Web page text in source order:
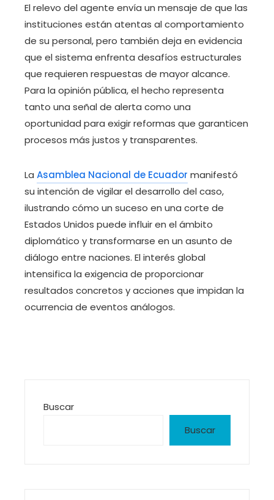
El relevo del agente envía un mensaje de que las
instituciones están atentas al comportamiento
de su personal, pero también deja en evidencia
que el sistema enfrenta desafíos estructurales
que requieren respuestas de mayor alcance.
Para la opinión pública, el hecho representa
tanto una señal de alerta como una
oportunidad para exigir reformas que garanticen
procesos más justos y transparentes.
La Asamblea Nacional de Ecuador manifestó
su intención de vigilar el desarrollo del caso,
ilustrando cómo un suceso en una corte de
Estados Unidos puede influir en el ámbito
diplomático y transformarse en un asunto de
diálogo entre naciones. El interés global
intensifica la exigencia de proporcionar
resultados concretos y acciones que impidan la
ocurrencia de eventos análogos.
Buscar
Buscar